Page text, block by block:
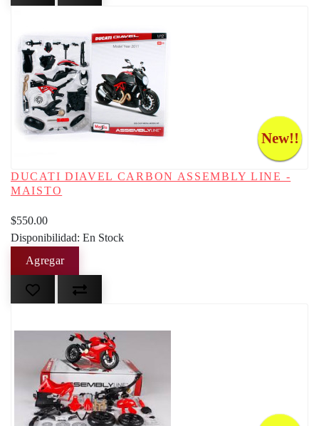
New!!
DUCATI DIAVEL CARBON ASSEMBLY LINE -
MAISTO
$550.00
Disponibilidad: En Stock